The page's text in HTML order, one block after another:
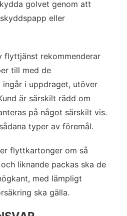
golvet genom att
eller
flyttjänst rekommenderar
till med de
i uppdraget, utöver
är särskilt rädd om
på något särskilt vis.
typer av föremål.
flyttkartonger om så
liknande packas ska de
med lämpligt
ska gälla.